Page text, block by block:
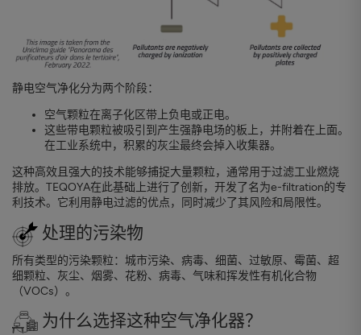
静电空气净化分为两个阶段：
空气颗粒在离子化区带上负电或正电。
这些带电颗粒被吸引到产生强静电场的板上，并附着在上面。
在工业系统中，积累的灰尘最终会掉入收集器。
这种高效且强大的技术能够捕捉大量颗粒，通常用于过滤工业燃烧
排放。TEQOYA在此基础上进行了创新，开发了名为e-filtration的专
利技术。它利用静电过滤的优点，同时减少了其风险和局限性。
处理的污染物
所有类型的污染颗粒：城市污染、病毒、细菌、过敏原、霉菌、超
细颗粒、灰尘、烟雾、花粉、病毒、气味和挥发性有机化合物
（VOCs）。
为什么选择这种空气净化器？